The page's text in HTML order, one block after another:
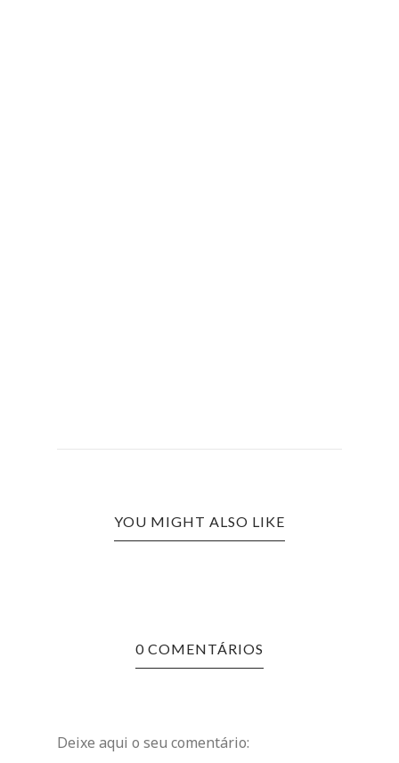
YOU MIGHT ALSO LIKE
0 COMENTÁRIOS
Deixe aqui o seu comentário: